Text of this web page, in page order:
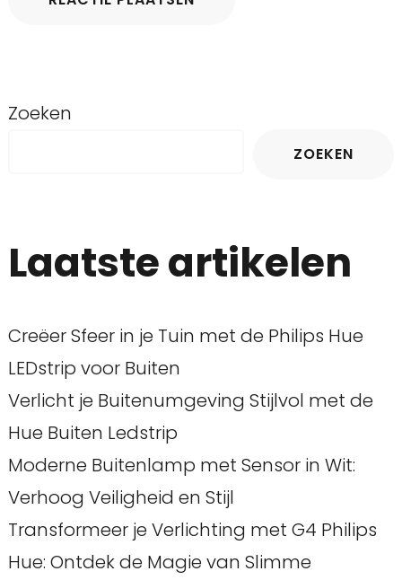
Zoeken
ZOEKEN
Laatste artikelen
Creëer Sfeer in je Tuin met de Philips Hue
LEDstrip voor Buiten
Verlicht je Buitenumgeving Stijlvol met de
Hue Buiten Ledstrip
Moderne Buitenlamp met Sensor in Wit:
Verhoog Veiligheid en Stijl
Transformeer je Verlichting met G4 Philips
Hue: Ontdek de Magie van Slimme